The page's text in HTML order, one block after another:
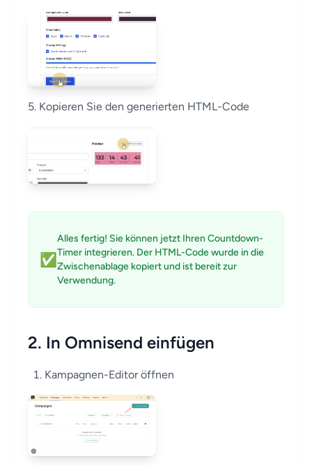
5. Kopieren Sie den generierten HTML-Code
✅
Alles fertig! Sie können jetzt Ihren Countdown-
Timer integrieren. Der HTML-Code wurde in die
Zwischenablage kopiert und ist bereit zur
Verwendung.
2. In Omnisend einfügen
Kampagnen-Editor öffnen